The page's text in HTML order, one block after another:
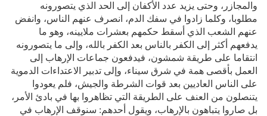
والمجازر، وحتى يزيد عدد الأكفان إلى الحد الذي يتصورونه
مطلوبا، وكلما زادوا في سفك الدم، انصرف عنهم الناس، وانفض
عنهم الشعب الذي أسقط حكمهم بعشرات ملايينه، وهو ما
يدفعهم أكثر إلى الكفر بالناس بعد الكفر بالله، وإلى ما يتصورونه
انتقاما على طريقة شمشون، فيدفعون جماعات الإرهاب إلى
العمل بأقصى همة في شرق سيناء، وإلى تدبير الاعتداءات الدموية
على الناس العاديين بعد قوات الشرطة والجيش، فلم يعودوا
يتنصلون من العنف على الطريقة التي تظاهروا بها في بادئ الأمر،
بل صاروا يتباهون بالإرهاب، ويقول أحدهم: سنوقف الإرهاب في